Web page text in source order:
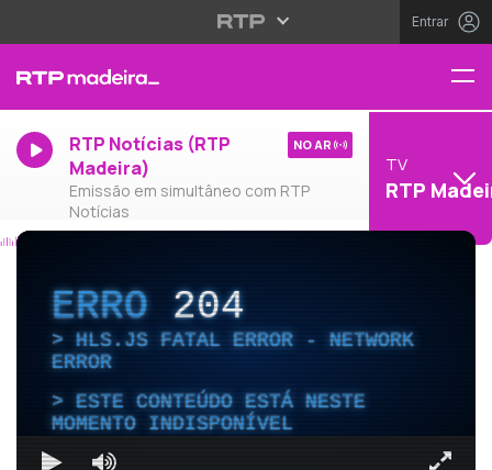
Entrar
RTP Notícias (RTP
Madeira)
Emissão em simultâneo com RTP
Notícias
NO AR
TV
RTP
ERRO204
HLS.JS FATAL ERROR - NETWORK
ERROR
ESTE CONTEÚDO ESTÁ NESTE
MOMENTO INDISPONÍVEL